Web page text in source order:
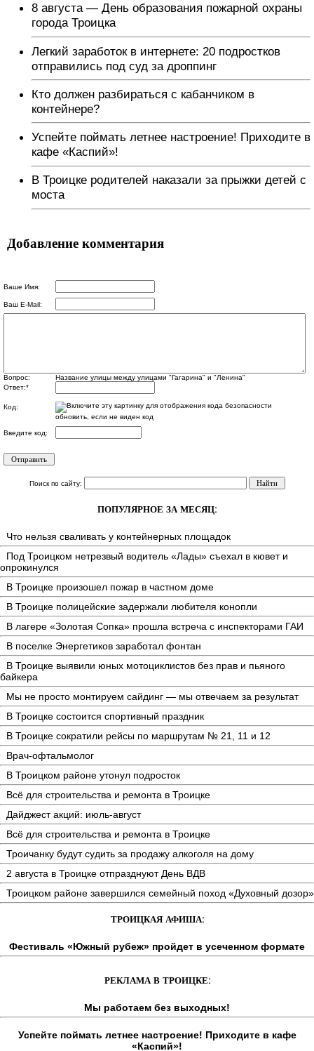
8 августа — День образования пожарной охраны
города Троицка
Легкий заработок в интернете: 20 подростков
отправились под суд за дроппинг
Кто должен разбираться с кабанчиком в
контейнере?
Успейте поймать летнее настроение! Приходите в
кафе «Каспий»!
В Троицке родителей наказали за прыжки детей с
моста
Добавление комментария
Ваше Имя:
Ваш E-Mail:
Вопрос:
Название улицы между улицами "Гагарина" и "Ленина"
Ответ:*
Код:
обновить, если не виден код
Введите код:
Поиск по сайту:
ПОПУЛЯРНОЕ ЗА МЕСЯЦ:
Что нельзя сваливать у контейнерных площадок
Под Троицком нетрезвый водитель «Лады» съехал в кювет и
опрокинулся
В Троицке произошел пожар в частном доме
В Троицке полицейские задержали любителя конопли
В лагере «Золотая Сопка» прошла встреча с инспекторами ГАИ
В поселке Энергетиков заработал фонтан
В Троицке выявили юных мотоциклистов без прав и пьяного
байкера
Мы не просто монтируем сайдинг — мы отвечаем за результат
В Троицке состоится спортивный праздник
В Троицке сократили рейсы по маршрутам № 21, 11 и 12
Врач-офтальмолог
В Троицком районе утонул подросток
Всё для строительства и ремонта в Троицке
Дайджест акций: июль-август
Всё для строительства и ремонта в Троицке
Троичанку будут судить за продажу алкоголя на дому
2 августа в Троицке отпразднуют День ВДВ
Троицком районе завершился семейный поход «Духовный дозор»
ТРОИЦКАЯ АФИША:
Фестиваль «Южный рубеж» пройдет в усеченном формате
РЕКЛАМА В ТРОИЦКЕ:
Мы работаем без выходных!
Успейте поймать летнее настроение! Приходите в кафе
«Каспий»!